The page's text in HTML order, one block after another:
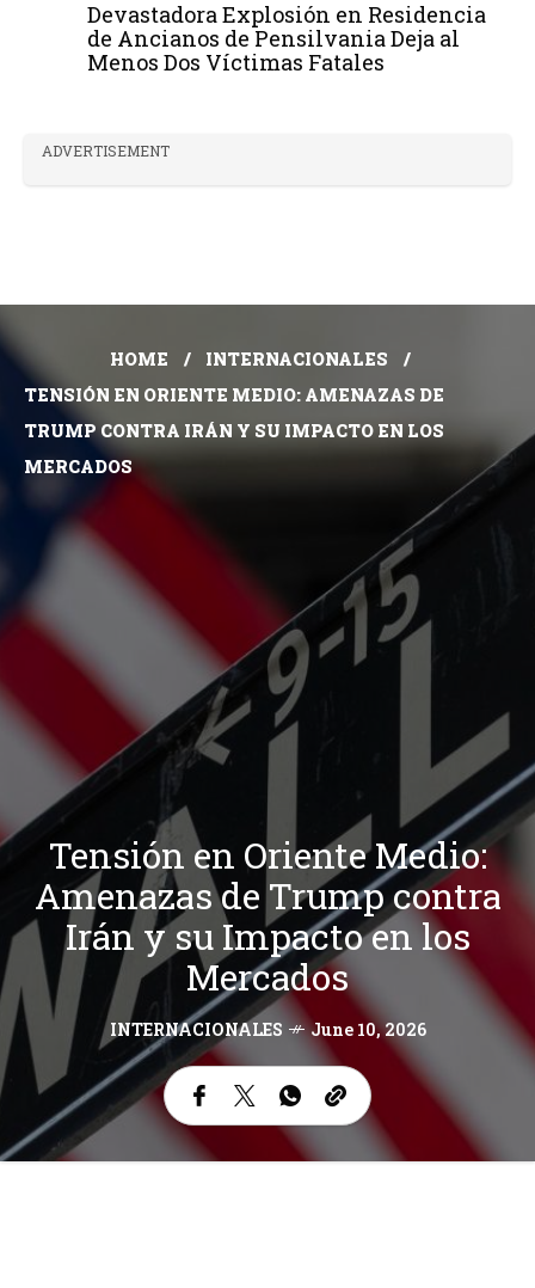
Devastadora Explosión en Residencia
de Ancianos de Pensilvania Deja al
Menos Dos Víctimas Fatales
ADVERTISEMENT
HOME
INTERNACIONALES
TENSIÓN EN ORIENTE MEDIO: AMENAZAS DE
TRUMP CONTRA IRÁN Y SU IMPACTO EN LOS
MERCADOS
Tensión en Oriente Medio:
Amenazas de Trump contra
Irán y su Impacto en los
Mercados
INTERNACIONALES June 10, 2026